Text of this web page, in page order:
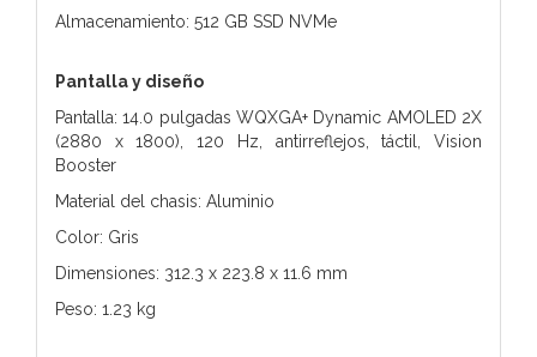
Almacenamiento: 512 GB SSD NVMe
Pantalla y diseño
Pantalla: 14.0 pulgadas WQXGA+ Dynamic AMOLED 2X
(2880 x 1800), 120 Hz, antirreflejos, táctil, Vision
Booster
Material del chasis: Aluminio
Color: Gris
Dimensiones: 312.3 x 223.8 x 11.6 mm
Peso: 1.23 kg